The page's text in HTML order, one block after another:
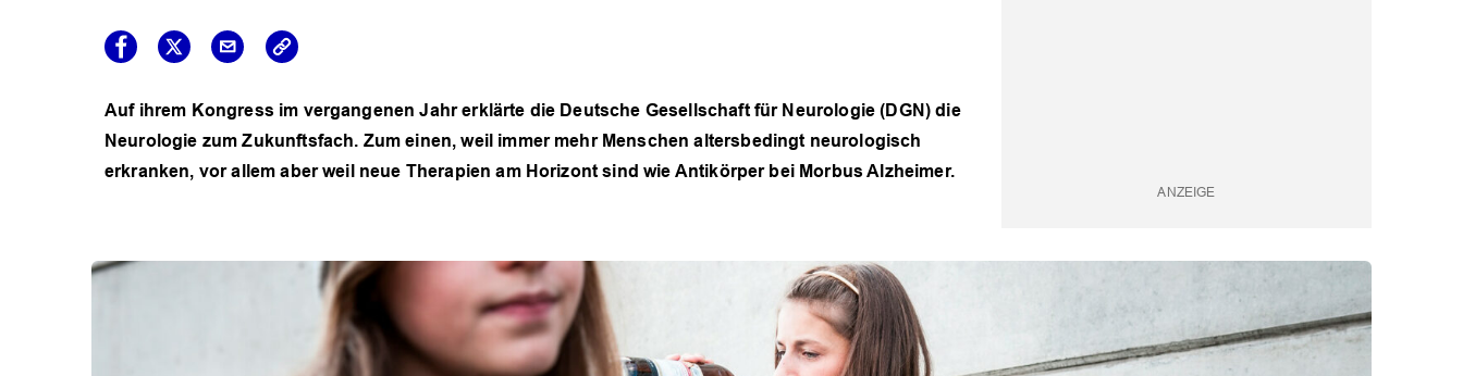
Auf ihrem Kongress im vergangenen Jahr erklärte die Deutsche Gesellschaft für Neurologie (DGN) die
Neurologie zum Zukunftsfach. Zum einen, weil immer mehr Menschen altersbedingt neurologisch
erkranken, vor allem aber weil neue Therapien am Horizont sind wie Antikörper bei Morbus Alzheimer.